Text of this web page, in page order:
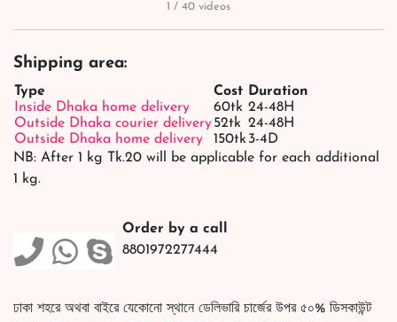
1 / 40 videos
Shipping area:
Type Cost Duration
Inside Dhaka home delivery
60tk 24-48H
Outside Dhaka courier delivery52tk 24-48H
Outside Dhaka home delivery
150tk3-4D
NB: After 1 kg Tk.20 will be applicable for each additional
1 kg.
Order by a call
8801972277444
ঢাকা শহরে অথবা বাইরে যেকোনো স্থানে ডেলিভারি চার্জের উপর ৫০% ডিসকাউন্ট